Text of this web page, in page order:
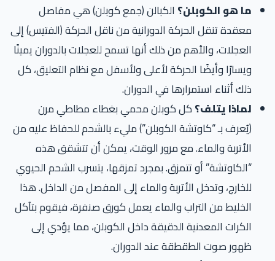
ما هو الكوبلن؟ الكبالن (جمع كوبلن) هي مفاصل
معقدة تنقل الحركة الدورانية من ناقل الحركة (الفتيس) إلى
العجلات، والأهم من ذلك أنها تسمح للعجلات بالدوران يمينًا
ويسارًا وأيضًا الحركة لأعلى ولأسفل مع نظام التعليق، كل
ذلك أثناء استمرارها في الدوران.
لماذا يتلف؟كل كوبلن محمي بغطاء مطاطي مرن
(يُعرف بـ “كاوتشة الكوبلن”) مليء بالشحم للحفاظ عليه من
الأتربة والماء. مع مرور الوقت، يمكن أن تتشقق هذه
“الكاوتشة” أو تتمزق. بمجرد تمزقها، يتسرب الشحم الحيوي
للخارج، وتدخل الأتربة والماء إلى المفصل من الداخل. هذا
الخليط من التراب والماء يعمل كورق صنفرة، فيقوم بتآكل
الكرات المعدنية الدقيقة داخل الكوبلن، مما يؤدي إلى
ظهور صوت الطقطقة عند الدوران.